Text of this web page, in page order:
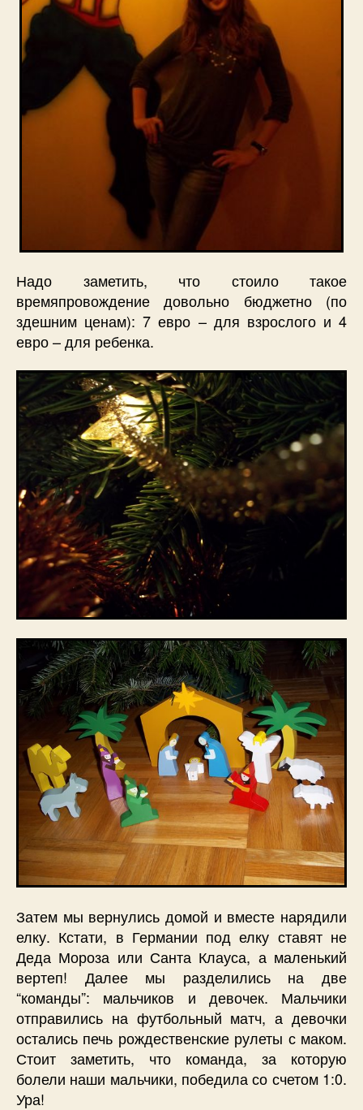
Надо заметить, что стоило такое
времяпровождение довольно бюджетно (по
здешним ценам): 7 евро – для взрослого и 4
евро – для ребенка.
Затем мы вернулись домой и вместе нарядили
елку. Кстати, в Германии под елку ставят не
Деда Мороза или Санта Клауса, а маленький
вертеп! Далее мы разделились на две
“команды”: мальчиков и девочек. Мальчики
отправились на футбольный матч, а девочки
остались печь рождественские рулеты с маком.
Стоит заметить, что команда, за которую
болели наши мальчики, победила со счетом 1:0.
Ура!